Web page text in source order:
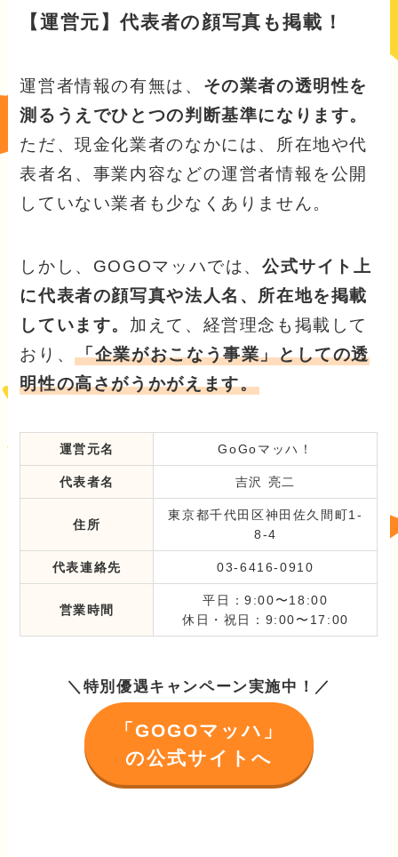
【運営元】代表者の顔写真も掲載！
運営者情報の有無は、 その業者の透明性を
測るうえでひとつの判断基準になります。
ただ、現金化業者のなかには、所在地や代
表者名、事業内容などの運営者情報を公開
していない業者も少なくありません。
しかし、GOGOマッハでは、 公式サイト上
に代表者の顔写真や法人名、所在地を掲載
しています。 加えて、経営理念も掲載して
おり、「企業がおこなう事業」としての透
明性の高さがうかがえます。
運営元名 GoGoマッハ！
代表者名 吉沢 亮二
住所
東京都千代田区神田佐久間町1-
8-4
代表連絡先 03-6416-0910
営業時間
平日：9:00〜18:00
休日・祝日：9:00〜17:00
＼特別優遇キャンペーン実施中！／
「GOGOマッハ」
の公式サイトへ